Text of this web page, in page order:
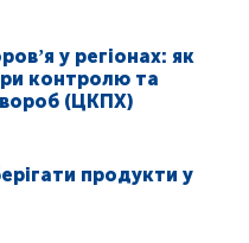
у регіонах: як
контролю та
(ЦКПХ)
продукти у